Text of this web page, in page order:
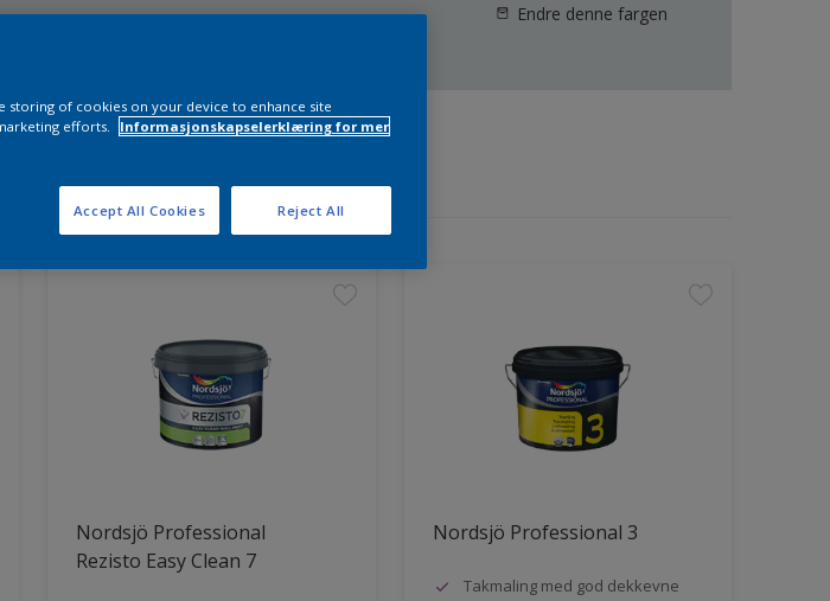
Endre denne fargen
Nordsjö Professional
Rezisto Easy Clean 7
Nordsjö Professional 3
Takmaling med god dekkevne
storing of cookies on your device to enhance site
efforts.
Informasjonskapselerklæring for mer
Reject All
Accept All Cookies